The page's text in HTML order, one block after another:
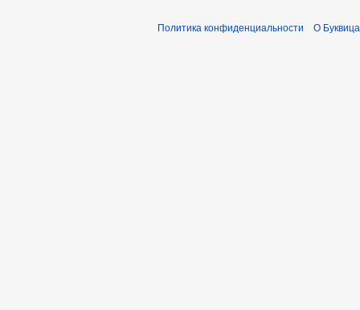
Политика конфиденциальности О Буквица